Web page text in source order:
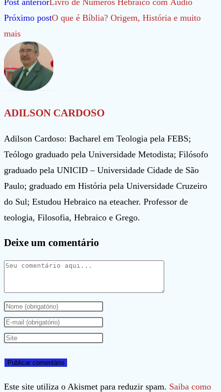
mais
artigos
Próximo postO que é Bíblia? Origem, História e muito
mais
ADILSON CARDOSO
Adilson Cardoso: Bacharel em Teologia pela FEBS;
Teólogo graduado pela Universidade Metodista; Filósofo
graduado pela UNICID – Universidade Cidade de São
Paulo; graduado em História pela Universidade Cruzeiro
do Sul; Estudou Hebraico na eteacher. Professor de
teologia, Filosofia, Hebraico e Grego.
Deixe um comentário
Comentário
Digite
seu
nome
nome
de
Digite
seu
de
e-
Digite
URL
do
Este site utiliza o Akismet para reduzir spam. Saiba como